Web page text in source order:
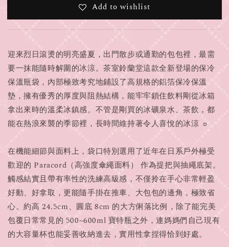
Add to wishlist
迎來烈日滾燙的明亮盛夏，出門散步或通勤的包包裡，最需
要一抹能隨時解圍的冰涼。茶室鈴蘭堂這款全新登場的保冷
保溫瓶袋，內部極致考究地鋪設了高規格的鋁箔保冷保溫
墊，擁有優秀的厚度與阻熱結構，能牢牢鎖住飲料剛從冰箱
拿出來時的溫柔冰鎮感。不管是剛買的冰礦泉水、茶飲，都
能在熱浪來襲的季節裡，長時間維持著令人喜悅的冰涼 ☼
在機能細節與面料上，袋口特別選用了近年在日系戶外極受
歡迎的 Paracord（高強度傘繩面料） 作為提把與抽繩底架。
觸感結實且帶有率性的洗練高級感，不僅拎在手心非常輕盈
好動、好拿取，更能隨手掛在推車、大包包的邊角，極致省
心。約高 24.5cm、圓底 8cm 的大方俐落比例，除了能完美
包覆日常常見的 500~600ml 寶特瓶之外，連媽媽們自己現有
的大容量杯也能妥善收納進去，實用性拿捏得恰到好處。